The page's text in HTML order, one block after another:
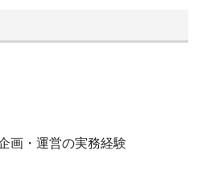
画・運営の実務経験